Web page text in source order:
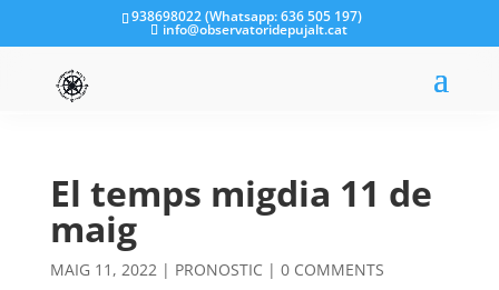
938698022 (Whatsapp: 636 505 197)
info@observatoridepujalt.cat
El temps migdia 11 de
maig
MAIG 11, 2022| PRONOSTIC | 0 COMMENTS